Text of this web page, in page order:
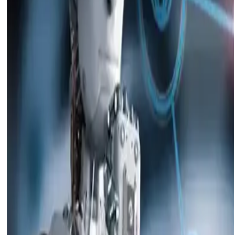
Samsung Galaxy cihazlarda Android
araçları kısıtlandı. Bu değişiklikler
alternatif işletim sistemlerine ilgiyi
Apple iPhone Dijital Ehliyet
Destekleyen Eyaletler ve
Apple'ın iPhone dijital ehliyet
kullanılabiliyor. Özellik
olsa da kullanımda güvenlik ve kabul
Samsung Galaxy S26
Özelliği ve Kullanıcı Deneyimleri